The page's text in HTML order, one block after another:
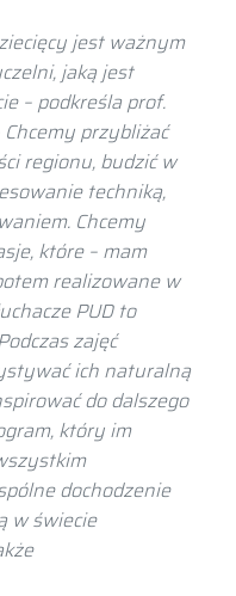
jest ważnym
jaką jest
– podkreśla prof.
przybliżać
regionu, budzić w
techniką,
Chcemy
które – mam
realizowane w
PUD to
zajęć
ich naturalną
do dalszego
który im
dochodzenie
w świecie